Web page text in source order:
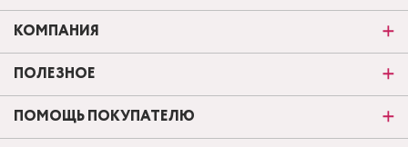
КОМПАНИЯ
ПОЛЕЗНОЕ
ПОМОЩЬ ПОКУПАТЕЛЮ